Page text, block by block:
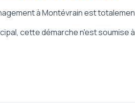
à Montévrain est
cette démarche n'est soumise